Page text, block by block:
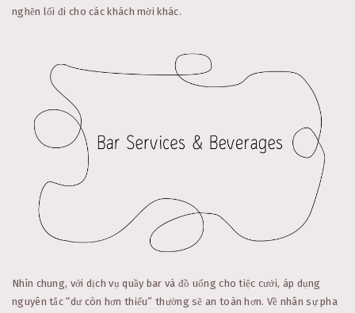
nghẽn lối đi cho các khách mời khác.
Nhìn chung, với dịch vụ quầy bar và đồ uống cho tiệc cưới, áp dụng
nguyên tắc “dư còn hơn thiếu” thường sẽ an toàn hơn. Về nhân sự pha